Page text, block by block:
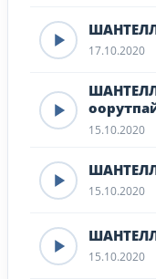
17.10.2020
15.10.2020
15.10.2020
15.10.2020